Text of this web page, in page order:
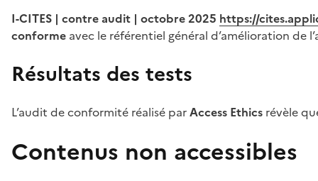
I-CITES | contre audit | octobre 2025 https://
conforme avec le référentiel général d’amélioration de
Résultats des tests
L’audit de conformité réalisé parAccess Ethics révèle
Contenus non accessibles